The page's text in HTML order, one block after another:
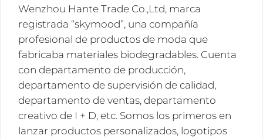
Wenzhou Hante Trade Co.,Ltd, marca
registrada “skymood”, una compañía
profesional de productos de moda que
fabricaba materiales biodegradables. Cuenta
con departamento de producción,
departamento de supervisión de calidad,
departamento de ventas, departamento
creativo de I + D, etc. Somos los primeros en
lanzar productos personalizados, logotipos